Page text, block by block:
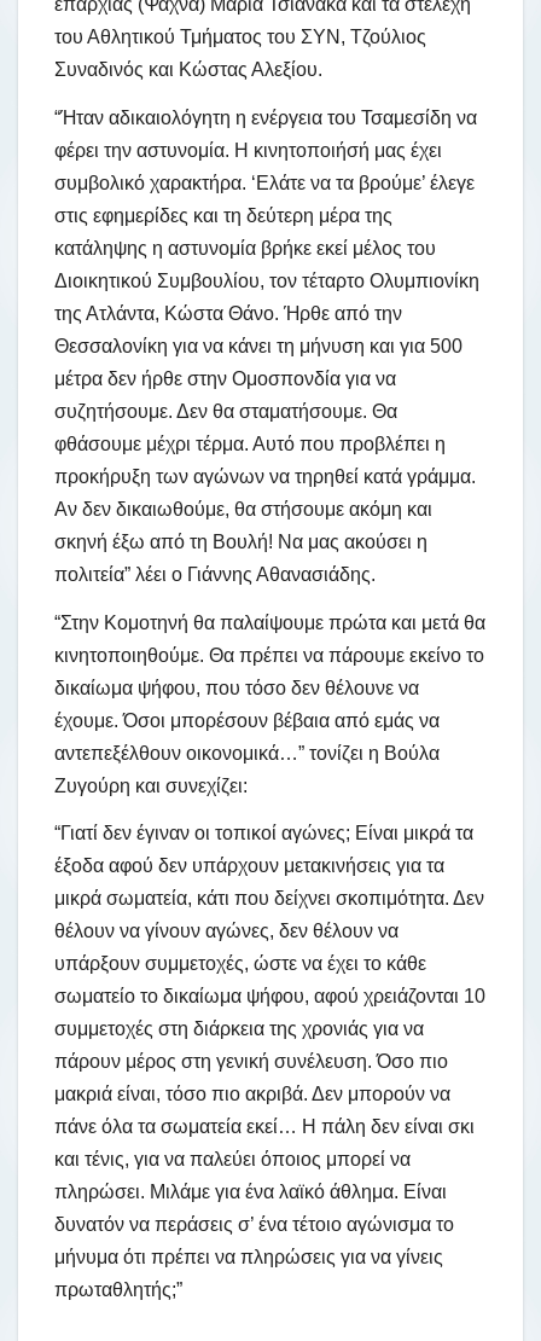
επαρχίας (Ψαχνά) Μαρία Τσιανάκα και τα στελέχη
του Αθλητικού Τμήματος του ΣΥΝ, Τζούλιος
Συναδινός και Κώστας Αλεξίου.
“Ήταν αδικαιολόγητη η ενέργεια του Τσαμεσίδη να
φέρει την αστυνομία. Η κινητοποιήσή μας έχει
συμβολικό χαρακτήρα. ‘Ελάτε να τα βρούμε’ έλεγε
στις εφημερίδες και τη δεύτερη μέρα της
κατάληψης η αστυνομία βρήκε εκεί μέλος του
Διοικητικού Συμβουλίου, τον τέταρτο Ολυμπιονίκη
της Ατλάντα, Κώστα Θάνο. Ήρθε από την
Θεσσαλονίκη για να κάνει τη μήνυση και για 500
μέτρα δεν ήρθε στην Ομοσπονδία για να
συζητήσουμε. Δεν θα σταματήσουμε. Θα
φθάσουμε μέχρι τέρμα. Αυτό που προβλέπει η
προκήρυξη των αγώνων να τηρηθεί κατά γράμμα.
Αν δεν δικαιωθούμε, θα στήσουμε ακόμη και
σκηνή έξω από τη Βουλή! Να μας ακούσει η
πολιτεία” λέει ο Γιάννης Αθανασιάδης.
“Στην Κομοτηνή θα παλαίψουμε πρώτα και μετά θα
κινητοποιηθούμε. Θα πρέπει να πάρουμε εκείνο το
δικαίωμα ψήφου, που τόσο δεν θέλουνε να
έχουμε. Όσοι μπορέσουν βέβαια από εμάς να
αντεπεξέλθουν οικονομικά…” τονίζει η Βούλα
Ζυγούρη και συνεχίζει:
“Γιατί δεν έγιναν οι τοπικοί αγώνες; Είναι μικρά τα
έξοδα αφού δεν υπάρχουν μετακινήσεις για τα
μικρά σωματεία, κάτι που δείχνει σκοπιμότητα. Δεν
θέλουν να γίνουν αγώνες, δεν θέλουν να
υπάρξουν συμμετοχές, ώστε να έχει το κάθε
σωματείο το δικαίωμα ψήφου, αφού χρειάζονται 10
συμμετοχές στη διάρκεια της χρονιάς για να
πάρουν μέρος στη γενική συνέλευση. Όσο πιο
μακριά είναι, τόσο πιο ακριβά. Δεν μπορούν να
πάνε όλα τα σωματεία εκεί… Η πάλη δεν είναι σκι
και τένις, για να παλεύει όποιος μπορεί να
πληρώσει. Μιλάμε για ένα λαϊκό άθλημα. Είναι
δυνατόν να περάσεις σ’ ένα τέτοιο αγώνισμα το
μήνυμα ότι πρέπει να πληρώσεις για να γίνεις
πρωταθλητής;”